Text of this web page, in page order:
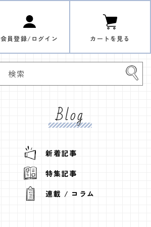
グ
イ
会員登録/ログイン
カ
ー
ト
カートを見る
検索
Blog
新着記事
特集記事
連載 / コラム